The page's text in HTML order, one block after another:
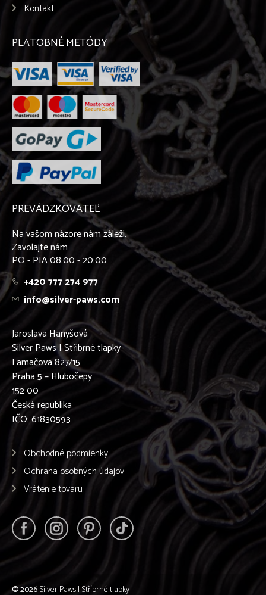
Kontakt
PLATOBNÉ METÓDY
PREVÁDZKOVATEĽ
Na vašom názore nám záleží.
Zavolajte nám
PO - PIA 08:00 - 20:00
+420 777 274 977
info@silver-paws.com
Jaroslava Hanyšová
Silver Paws | Stříbrné tlapky
Lamačova 827/15
Praha 5 – Hlubočepy
152 00
Česká republika
IČO: 61830593
Obchodné podmienky
Ochrana osobných údajov
Vrátenie tovaru
© 2026Silver Paws | Stříbrné tlapky